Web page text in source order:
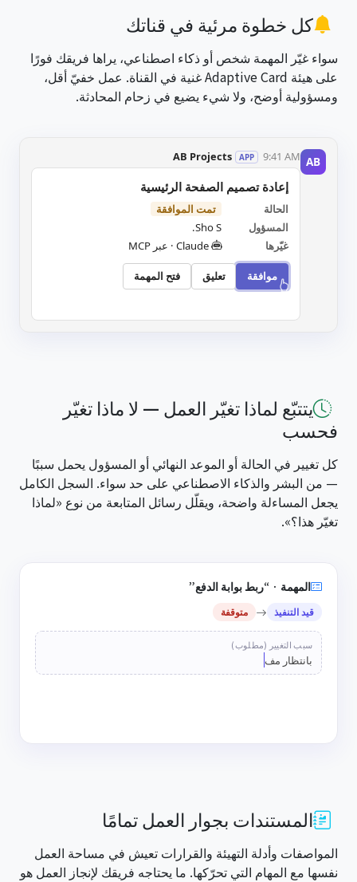
كل خطوة مرئية في قناتك
سواء غيّر المهمة شخص أو ذكاء اصطناعي، يراها فريقك فورًا
على هيئة Adaptive Card غنية في القناة. عمل خفيّ أقل،
ومسؤولية أوضح، ولا شيء يضيع في زحام المحادثة.
AB
AB Projects APP 9:41 AM
إعادة تصميم الصفحة الرئيسية
الحالة
تمت الموافقة
المسؤول
Sho S.
غيّرها
موافقة تعليق فتح المهمة
يتتبّع لماذا تغيّر العمل — لا ماذا تغيّر
فحسب
كل تغيير في الحالة أو الموعد النهائي أو المسؤول يحمل سببًا
— من البشر والذكاء الاصطناعي على حد سواء. السجل الكامل
يجعل المساءلة واضحة، ويقلّل رسائل المتابعة من نوع «لماذا
تغيّر هذا؟».
المهمة · “ربط بوابة الدفع”
قيد التنفيذ متوقفة
سبب التغيير (مطلوب)
بانتظار مفتاح API من المورّد
المستندات بجوار العمل تمامًا
المواصفات وأدلة التهيئة والقرارات تعيش في مساحة العمل
نفسها مع المهام التي تحرّكها. ما يحتاجه فريقك لإنجاز العمل هو